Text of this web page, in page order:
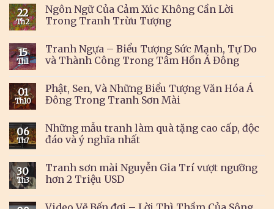
22
Th2
Ngôn Ngữ Của Cảm Xúc Không Cần Lời
Trong Tranh Trừu Tượng
15
Th1
Tranh Ngựa – Biểu Tượng Sức Mạnh, Tự Do
và Thành Công Trong Tâm Hồn Á Đông
01
Th10
Phật, Sen, Và Những Biểu Tượng Văn Hóa Á
Đông Trong Tranh Sơn Mài
06
Th7
Những mẫu tranh làm quà tặng cao cấp, độc
đáo và ý nghĩa nhất
30
Th3
Tranh sơn mài Nguyễn Gia Trí vượt ngưỡng
hơn 2 Triệu USD